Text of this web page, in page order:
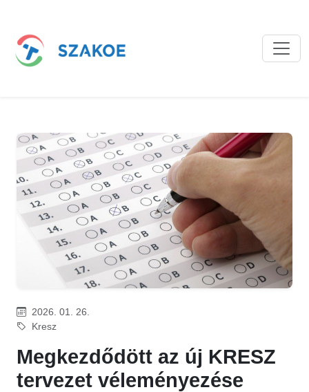
2026. 01. 26.
Kresz
Megkezdődött az új KRESZ
tervezet véleményezése